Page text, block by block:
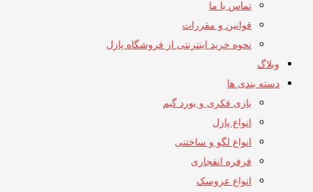
تماس با ما
قوانین و مقررات
نحوه خرید اینترنتی از فروشگاه پازل
وبلاگ
دسته بندی ها
بازی فکری و بورد گیم
انواع پازل
انواع لگو و ساختنی
فرفره انفجاری
انواع عروسک